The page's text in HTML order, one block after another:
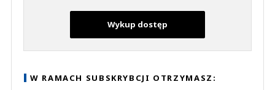
Wykup dostęp
W RAMACH SUBSKRYBCJI OTRZYMASZ: